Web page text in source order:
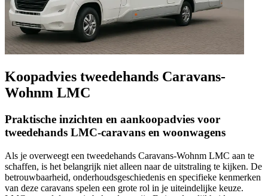
Koopadvies tweedehands Caravans-
Wohnm LMC
Praktische inzichten en aankoopadvies voor
tweedehands LMC-caravans en woonwagens
Als je overweegt een tweedehands Caravans-Wohnm LMC aan te
schaffen, is het belangrijk niet alleen naar de uitstraling te kijken. De
betrouwbaarheid, onderhoudsgeschiedenis en specifieke kenmerken
van deze caravans spelen een grote rol in je uiteindelijke keuze.